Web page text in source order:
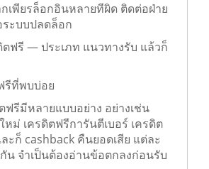
พียรล็อกอินหลายทีผิด ติดต่อฝ่าย
ะบบปลดล็อก
ตฟรี — ประเภท แนวทางรับ แล้วก็
รีที่พบบ่อย
ฟรีมีหลายแบบอย่าง อย่างเช่น
ม่ เครดิตฟรีการันตีเบอร์ เครดิต
ะก็ cashback คืนยอดเสีย แต่ละ
น จำเป็นต้องอ่านข้อตกลงก่อนรับ